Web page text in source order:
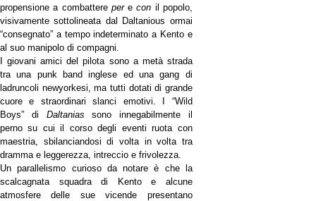
propensione a combattere perecon il popolo,
visivamente sottolineata dal Daltanious ormai
“consegnato” a tempo indeterminato a Kento e
al suo manipolo di compagni.
I giovani amici del pilota sono a metà strada
tra una punk band inglese ed una gang di
ladruncoli newyorkesi, ma tutti dotati di grande
cuore e straordinari slanci emotivi. I “Wild
Boys” di Daltanias sono innegabilmente il
perno su cui il corso degli eventi ruota con
maestria, sbilanciandosi di volta in volta tra
dramma e leggerezza, intreccio e frivolezza.
Un parallelismo curioso da notare è che la
scalcagnata squadra di Kento e alcune
atmosfere delle sue vicende presentano